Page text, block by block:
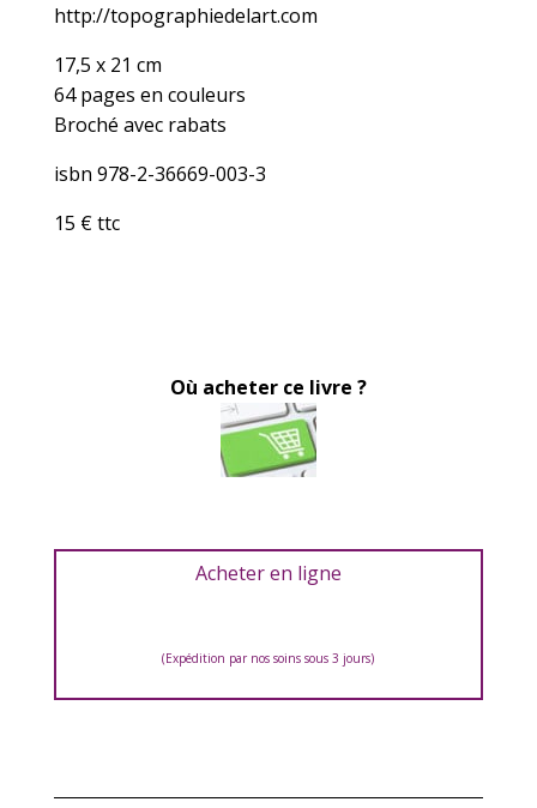
http://topographiedelart.com
17,5 x 21 cm
64 pages en couleurs
Broché avec rabats
isbn 978-2-36669-003-3
15 € ttc
Où acheter ce livre ?
Acheter en ligne
(Expédition par nos soins sous 3 jours)